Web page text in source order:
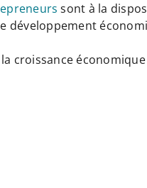
sont à la
développement
croissance